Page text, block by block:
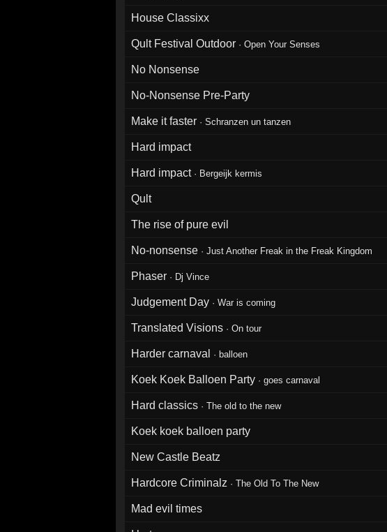
House Classixx
Qult Festival Outdoor ·Open Your Senses
No Nonsense
No-Nonsense Pre-Party
Make it faster ·Schranzen un tanzen
Hard impact
Hard impact · Bergeijk kermis
Qult
The rise of pure evil
No-nonsense ·Just Another Freak in the Freak Kingdom
Phaser · Dj Vince
Judgement Day ·War is coming
Translated Visions ·On tour
Harder carnaval ·balloen
Koek Koek Balloen Party ·goes carnaval
Hard classics ·The old to the new
Koek koek balloen party
New Castle Beatz
Hardcore Criminalz ·The Old To The New
Mad evil times